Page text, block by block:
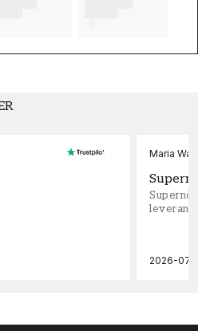
Maria
leveran,
2026-07-22